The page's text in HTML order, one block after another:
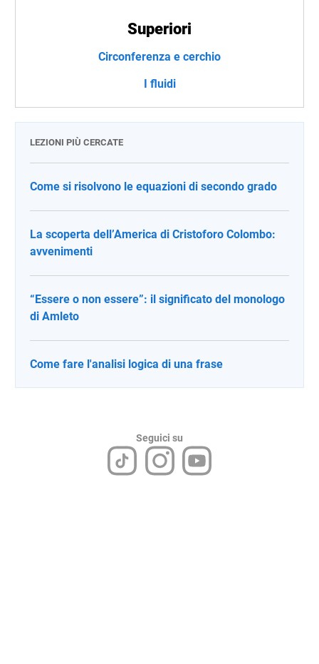
Superiori
Circonferenza e cerchio
I fluidi
LEZIONI PIÙ CERCATE
Come si risolvono le equazioni di secondo grado
La scoperta dell’America di Cristoforo Colombo:
avvenimenti
“Essere o non essere”: il significato del monologo
di Amleto
Come fare l'analisi logica di una frase
Seguici su